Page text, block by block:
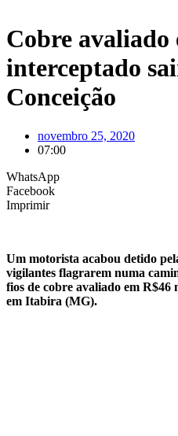
Cobre avaliado
interceptado
Conceição
novembro 25, 2020
07:00
WhatsApp
Facebook
Imprimir
Um motorista acabou detido
vigilantes flagrarem numa
fios de cobre avaliado em
em Itabira (MG).